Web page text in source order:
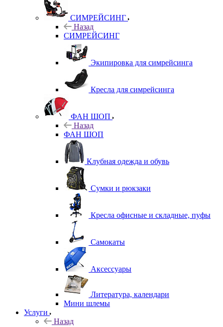
СИМРЕЙСИНГ
Назад
СИМРЕЙСИНГ
Экипировка для симрейсинга
Кресла для симрейсинга
ФАН ШОП
Назад
ФАН ШОП
Клубная одежда и обувь
Сумки и рюкзаки
Кресла офисные и складные, пуфы
Самокаты
Аксессуары
Литература, календари
Мини шлемы
Услуги
Назад